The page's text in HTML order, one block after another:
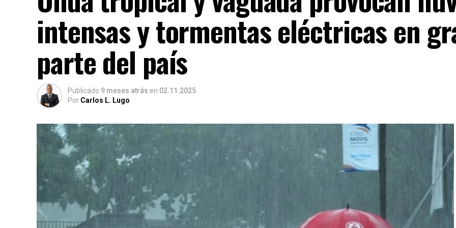
intensas y tormentas eléctricas en
parte del país
Publicado 9 meses atrás en 02.11.2025
Por Carlos L. Lugo